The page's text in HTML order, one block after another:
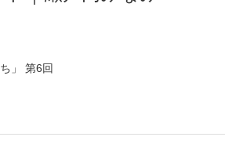
」 第6回